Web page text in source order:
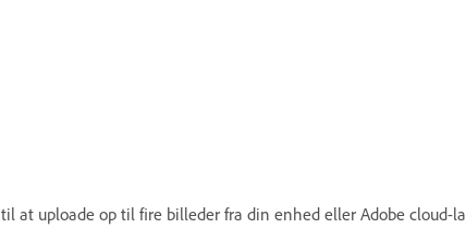
til at uploade op til fire billeder fra din enhed eller Adobe cloud-